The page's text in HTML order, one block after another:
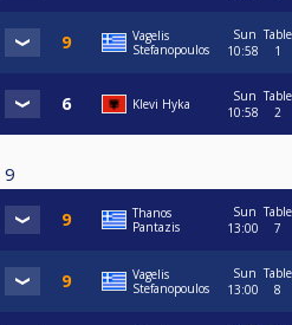
Vagelis
Stefanopoulos
Sun
10:58
Table
1
Klevi Hyka
Sun
10:58
Table
2
9
Thanos
Pantazis
Sun
13:00
Table
7
Vagelis
Stefanopoulos
Sun
13:00
Table
8